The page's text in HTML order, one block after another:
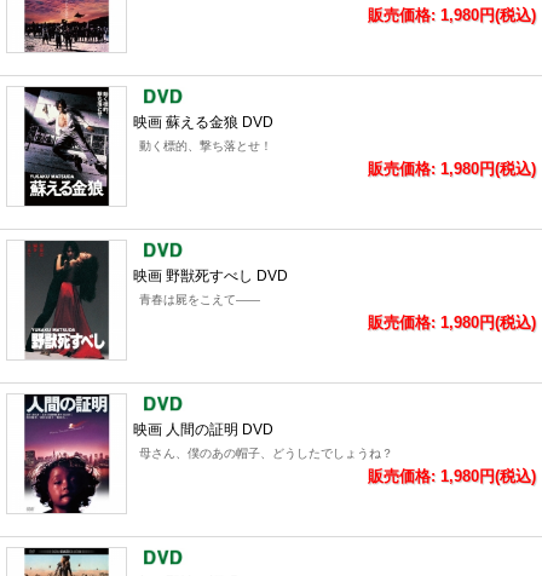
販売価格: 1,980円(税込)
映画 蘇える金狼 DVD
動く標的、撃ち落とせ！
販売価格: 1,980円(税込)
映画 野獣死すべし DVD
青春は屍をこえて――
販売価格: 1,980円(税込)
映画 人間の証明 DVD
母さん、僕のあの帽子、どうしたでしょうね？
販売価格: 1,980円(税込)